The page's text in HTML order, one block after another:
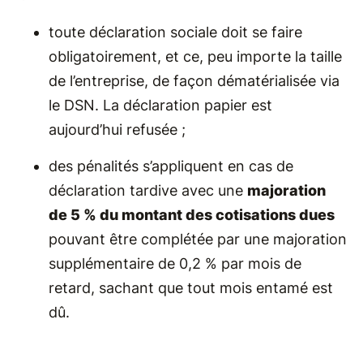
toute déclaration sociale doit se faire
obligatoirement, et ce, peu importe la taille
de l’entreprise, de façon dématérialisée via
le DSN. La déclaration papier est
aujourd’hui refusée ;
des pénalités s’appliquent en cas de
déclaration tardive avec une majoration
de 5 % du montant des cotisations dues
pouvant être complétée par une majoration
supplémentaire de 0,2 % par mois de
retard, sachant que tout mois entamé est
dû.